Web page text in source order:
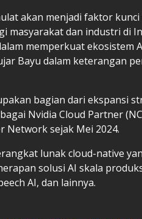
akan menjadi faktor kunci
masyarakat dan industri di
memperkuat ekosistem
Bayu dalam keterangan
bagian dari ekspansi
Nvidia Cloud Partner
Network sejak Mei 2024.
lunak cloud-native
solusi AI skala
AI, dan lainnya.